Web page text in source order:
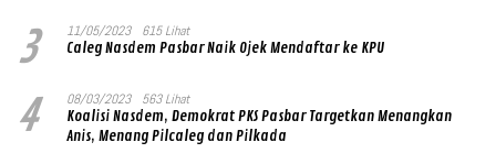
3 11/05/2023 615 Lihat
Caleg Nasdem Pasbar Naik Ojek Mendaftar ke KPU
4 08/03/2023 563 Lihat
Koalisi Nasdem, Demokrat PKS Pasbar Targetkan Menangkan
Anis, Menang Pilcaleg dan Pilkada